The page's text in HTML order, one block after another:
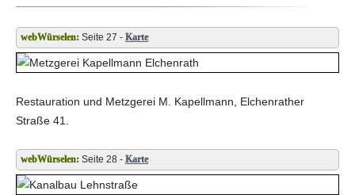
Seite 27 - Karte
Restauration und Metzgerei M. Kapellmann, Elchenrather
Straße 41.
Seite 28 - Karte